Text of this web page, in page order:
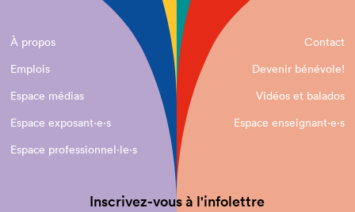
À propos
Contact
Emplois
Devenir bénévole!
Espace médias
Vidéos et balados
Espace exposant·e⋅s
Espace enseignant·e⋅s
Espace professionnel·le⋅s
Inscrivez-vous à l'infolettre